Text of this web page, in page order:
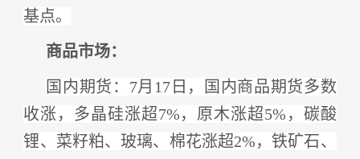
基点。
商品市场：
国内期货： 7月17日，国内商品期货多数
收涨，多晶硅涨超7%，原木涨超5%，碳酸
锂、菜籽粕、玻璃、棉花涨超2%，铁矿石、